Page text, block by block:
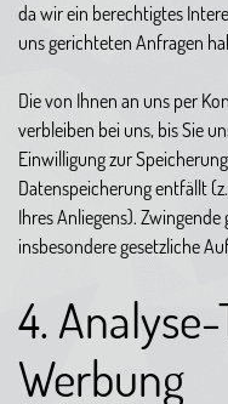
da wir ein berechtigtes
uns gerichteten Anfragen
Die von Ihnen an uns per
verbleiben bei uns, bis Sie
Einwilligung zur
Datenspeicherung entfällt
Ihres Anliegens).
insbesondere gesetzliche
4.
Werbung